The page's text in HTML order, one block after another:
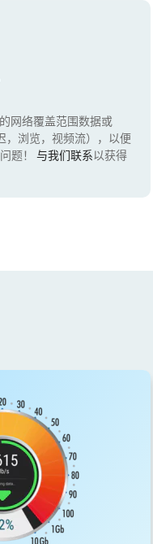
网络覆盖范围数据或
，浏览，视频流），以便
题！ 与我们联系以获得